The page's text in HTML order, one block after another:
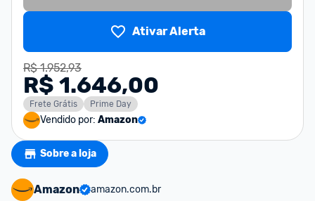
Ativar Alerta
R$ 1.952,93
R$ 1.646,00
Frete Grátis Prime Day
Vendido por: Amazon
Sobre a loja
Amazon
amazon.com.br